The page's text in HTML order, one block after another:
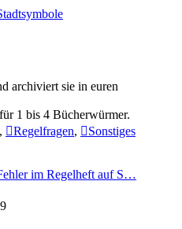
archiviert sie in euren
1 bis 4 Bücherwürmer.
, Regelfragen,
Sonstiges
im Regelheft auf S…